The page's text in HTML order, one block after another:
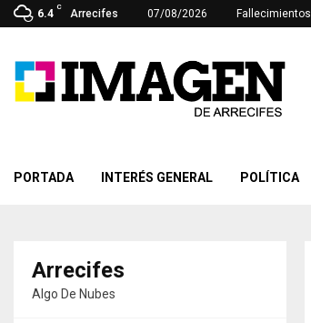
6.4
C
Arrecifes 07/08/2026 Fallecimientos
PORTADA INTERÉS GENERAL POLÍTICA
Arrecifes
Algo De Nubes